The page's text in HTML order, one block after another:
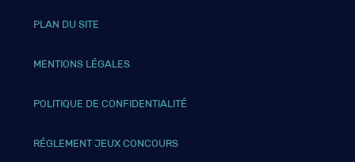
PLAN DU SITE
MENTIONS LÉGALES
POLITIQUE DE CONFIDENTIALITÉ
RÉGLEMENT JEUX CONCOURS